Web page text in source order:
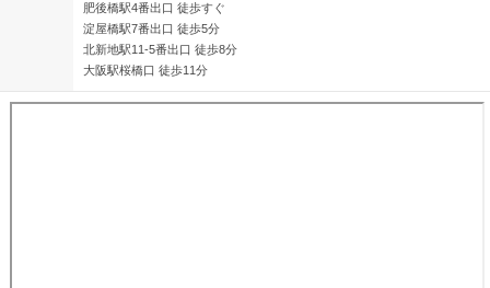
肥後橋駅4番出口 徒歩すぐ
淀屋橋駅7番出口 徒歩5分
北新地駅11-5番出口 徒歩8分
大阪駅桜橋口 徒歩11分